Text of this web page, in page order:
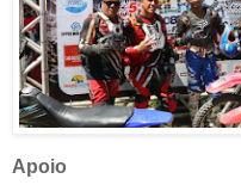
Apoio